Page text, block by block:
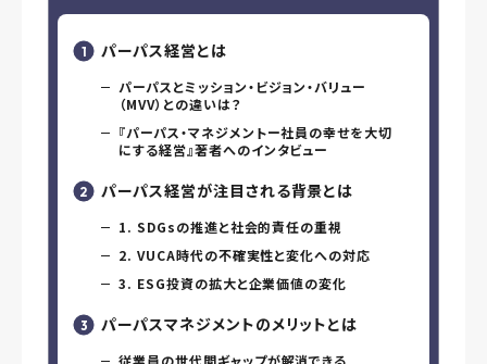
パーパス経営とは
パーパスとミッション・ビジョン・バリュー
（MVV）との違いは？
『パーパス・マネジメントー社員の幸せを大切
にする経営』著者へのインタビュー
パーパス経営が注目される背景とは
1. SDGsの推進と社会的責任の重視
2. VUCA時代の不確実性と変化への対応
3. ESG投資の拡大と企業価値の変化
パーパスマネジメントのメリットとは
従業員の世代間ギャップが解消できる